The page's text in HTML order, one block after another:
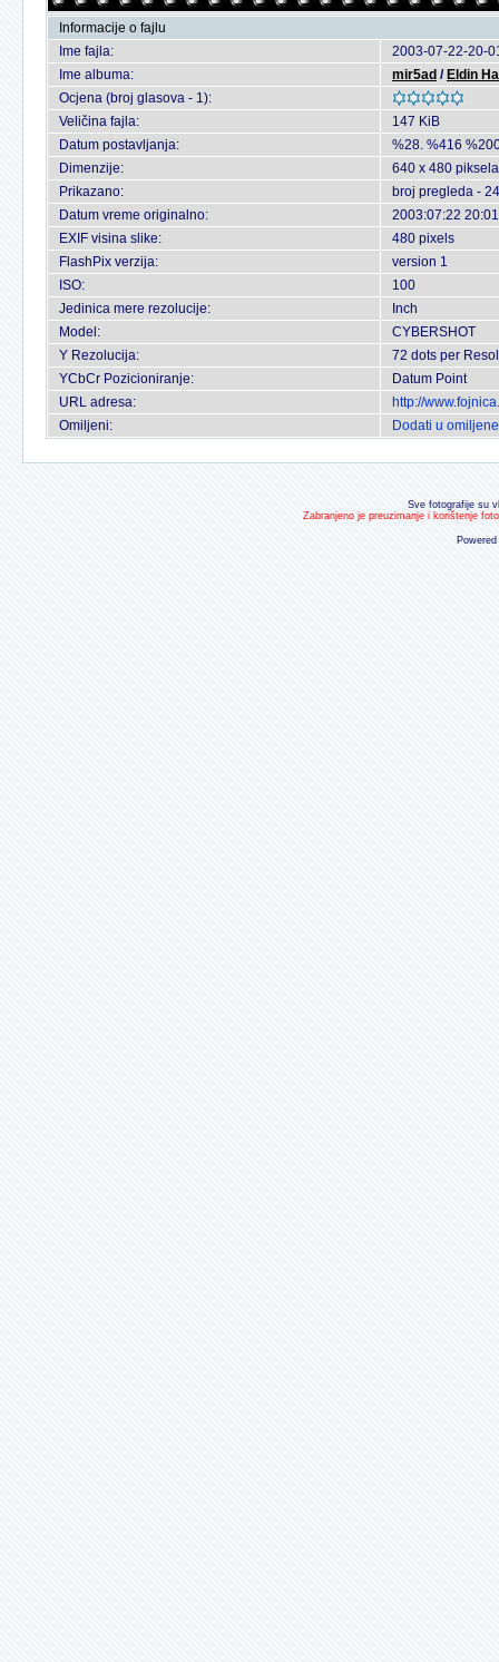
Informacije o fajlu
Ime fajla:
2003-07-22-20-
Ime albuma:
mir5ad / Eldin
Ocjena (broj glasova - 1):
Veličina fajla:
147 KiB
Datum postavljanja:
%28. %416
Dimenzije:
640 x 480 piksela
Prikazano:
broj pregleda -
Datum vreme originalno:
2003:07:22
EXIF visina slike:
480 pixels
FlashPix verzija:
version 1
ISO:
100
Jedinica mere rezolucije:
Inch
Model:
CYBERSHOT
Y Rezolucija:
72 dots per
YCbCr Pozicioniranje:
Datum Point
URL adresa:
http://
Omiljeni:
Dodati u omiljene
Sve fotografije su
Zabranjeno je preuzimanje i korištenje